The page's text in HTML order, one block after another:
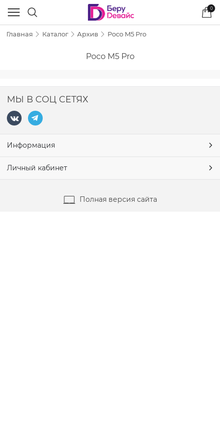
0
Главная Каталог Архив Poco M5 Pro
Poco M5 Pro
МЫ В СОЦ СЕТЯХ
Информация
Личный кабинет
Полная версия сайта